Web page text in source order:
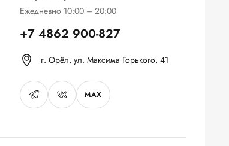
Ежедневно 10:00 – 20:00
+7 4862 900-827
г. Орёл, ул. Максима Горького, 41
MAX